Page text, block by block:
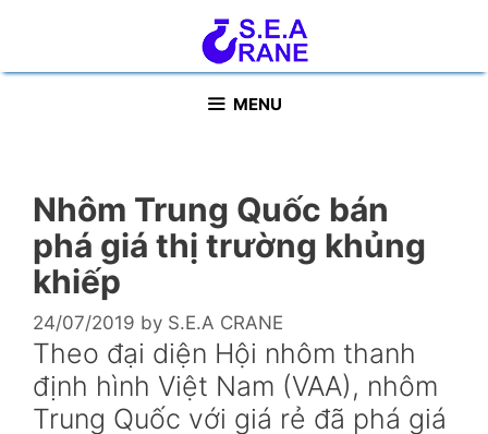
content
MENU
Nhôm Trung Quốc bán
phá giá thị trường khủng
khiếp
24/07/2019 by S.E.A CRANE
Theo đại diện Hội nhôm thanh
định hình Việt Nam (VAA), nhôm
Trung Quốc với giá rẻ đã phá giá